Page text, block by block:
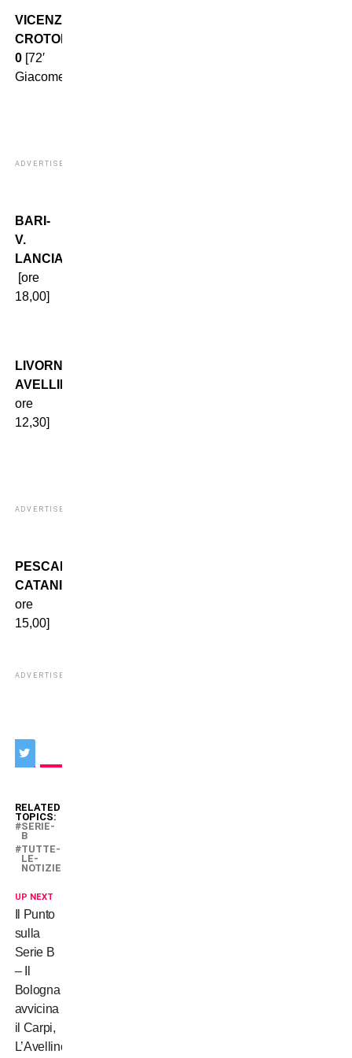
VICENZA-
CROTONE 1-
0[72′
Giacomelli] .
ADVERTISEMENT
BARI-
V.
LANCIANO
[ore
18,00]
LIVORNO-
AVELLINO
ore
12,30]
ADVERTISEMENT
PESCARA-
CATANIA
ore
15,00]
ADVERTISEMENT
RELATED
TOPICS:
SERIE-
B
TUTTE-
LE-
NOTIZIE
UP NEXT
Il Punto
sulla
Serie B
– Il
Bologna
avvicina
il Carpi,
L’Avellino